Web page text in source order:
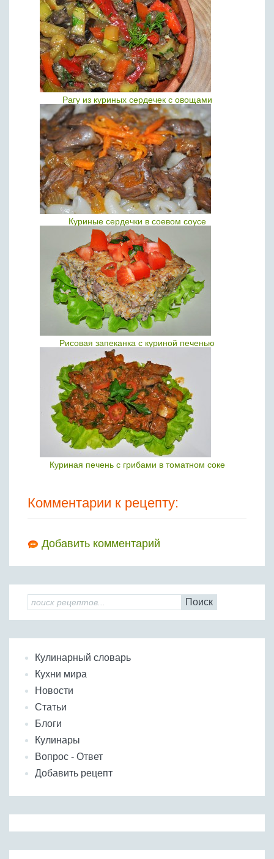
Рагу из куриных сердечек с овощами
Куриные сердечки в соевом соусе
Рисовая запеканка с куриной печенью
Куриная печень с грибами в томатном соке
Комментарии к рецепту:
Добавить комментарий
Поиск
Кулинарный словарь
Кухни мира
Новости
Статьи
Блоги
Кулинары
Вопрос - Ответ
Добавить рецепт